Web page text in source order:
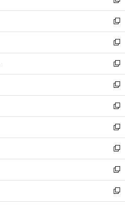
開
く
ウ
で
開
く
ン
ド
ウ
で
開
く
新
し
い
ウ
ィ
ン
ド
ウ
で
開
く
新
し
い
ウ
ィ
ン
ド
ウ
で
開
く
新
し
い
ウ
ィ
ン
ド
ウ
で
開
く
新
し
い
ウ
ィ
ン
ド
ウ
で
開
く
新
し
い
ウ
ィ
ン
ド
ウ
で
開
く
新
し
い
ウ
ィ
ン
ド
ウ
で
開
新
し
い
ウ
ィ
ン
ド
ウ
新
し
い
ウ
ィ
ン
新
し
い
ウ
新
し